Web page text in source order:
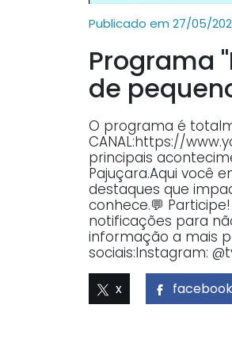
Publicado em 27/05/
Programa
de
O programa é
CANAL:https://
principais
Pajuçara.Aqui você
destaques que
conhece.💬
notificações para
informação a mais
sociais:Instagram:
x facebook